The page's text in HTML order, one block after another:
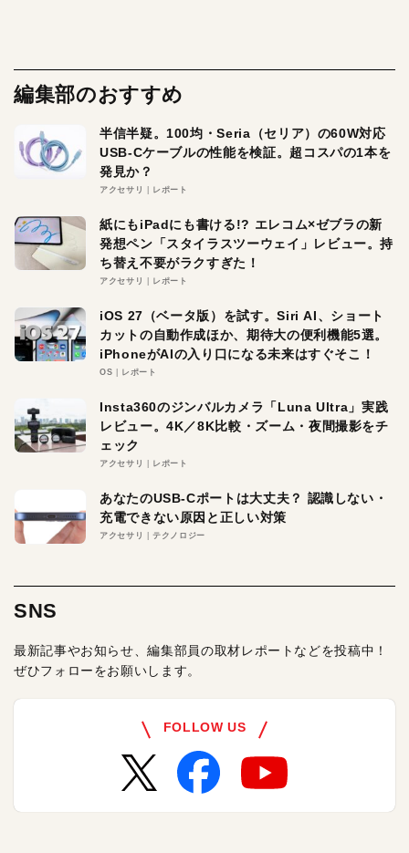
編集部のおすすめ
半信半疑。100均・Seria（セリア）の60W対応
USB-Cケーブルの性能を検証。超コスパの1本を
発見か？
アクセサリ レポート
紙にもiPadにも書ける!? エレコム×ゼブラの新
発想ペン「スタイラスツーウェイ」レビュー。持
ち替え不要がラクすぎた！
アクセサリ レポート
iOS 27（ベータ版）を試す。Siri AI、ショート
カットの自動作成ほか、期待大の便利機能5選。
iPhoneがAIの入り口になる未来はすぐそこ！
OS レポート
Insta360のジンバルカメラ「Luna Ultra」実践
レビュー。4K／8K比較・ズーム・夜間撮影をチ
ェック
アクセサリ レポート
あなたのUSB-Cポートは大丈夫？ 認識しない・
充電できない原因と正しい対策
アクセサリ テクノロジー
SNS
最新記事やお知らせ、編集部員の取材レポートなどを投稿中！
ぜひフォローをお願いします。
FOLLOW US